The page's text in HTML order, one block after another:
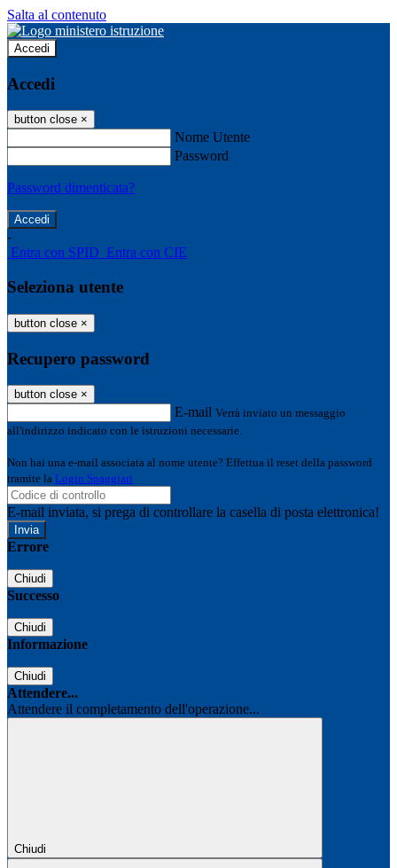
Salta al contenuto
Accedi
Accedi
button close ×
Nome Utente
Password
Password dimenticata?
-
Entra con SPID Entra con CIE
Seleziona utente
button close ×
Recupero password
button close ×
E-mail Verrà inviato un messaggio
all'indirizzo indicato con le istruzioni necessarie.
Non hai una e-mail associata al nome utente? Effettua il reset della password
tramite la Login Spaggiari
E-mail inviata, si prega di controllare la casella di posta elettronica!
Errore
Chiudi
Successo
Chiudi
Informazione
Chiudi
Attendere...
Attendere il completamento dell'operazione...
Chiudi